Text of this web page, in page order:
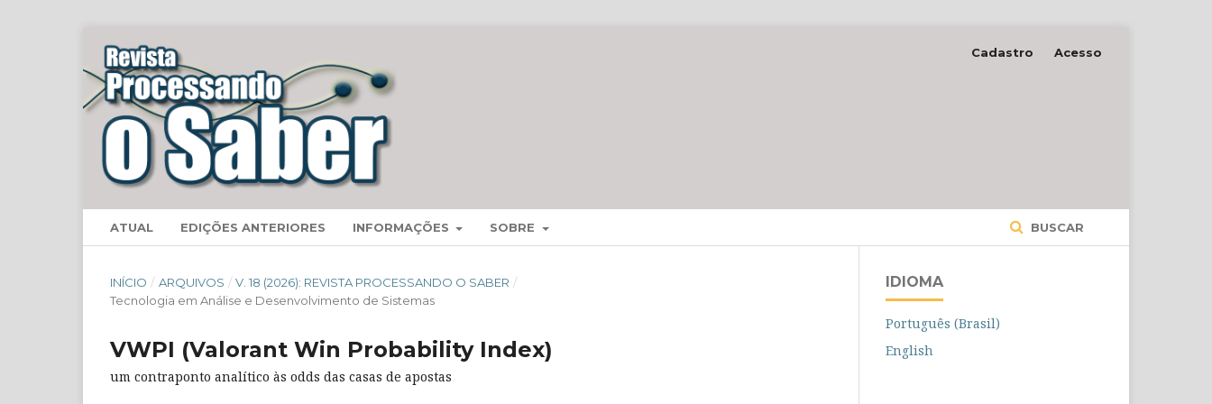
ATUAL EDIÇÕES ANTERIORES INFORMAÇÕES SOBRE BUSCAR
Cadastro Acesso
INÍCIO / ARQUIVOS / V. 18 (2026): REVISTA PROCESSANDO O SABER /
Tecnologia em Análise e Desenvolvimento de Sistemas
VWPI (Valorant Win Probability Index)
um contraponto analítico às odds das casas de apostas
IDIOMA
Português (Brasil)
English